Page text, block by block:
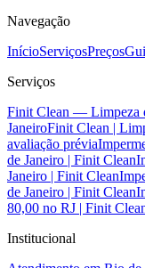
Navegação
InícioServiçosPreços
Serviços
Finit Clean — Limpeza
JaneiroFinit Clean |
avaliação prévia
de Janeiro | Finit Clean
Janeiro | Finit Clean
de Janeiro | Finit Clean
80,00 no RJ | Finit
Institucional